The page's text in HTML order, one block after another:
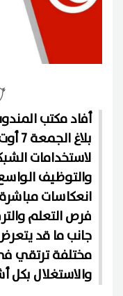
أفاد مكتب
بلاغ
لاستخدامات
والتوظيف
انعكاسات
فرص التعلم
جانب ما قد
مختلفة ترتقي
والاستغلال بكل